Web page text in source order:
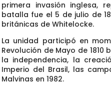
primera invasión inglesa,
batalla fue el 5 de julio de
británicas de Whitelocke.
La unidad participó en
Revolución de Mayo de 1810
la independencia, la
Imperio del Brasil, las
Malvinas en 1982.